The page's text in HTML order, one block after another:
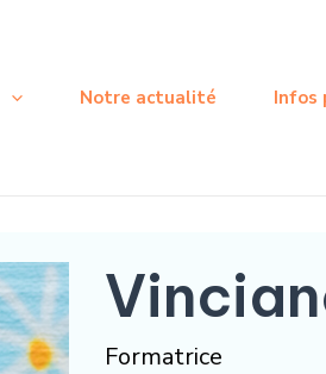
Notre actualité Infos
Formatrice